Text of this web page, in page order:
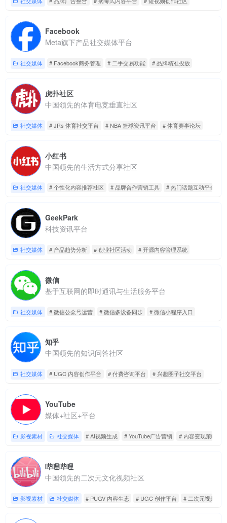
Facebook
Meta旗下产品社交媒体平台
社交媒体 # Facebook商务管理 # 二手交易功能 # 品牌精准投放
虎扑社区
中国领先的体育电竞垂直社区
社交媒体 # JRs 体育社交平台 # NBA 篮球资讯平台 # 体育赛事论坛
小红书
中国领先的生活方式分享社区
社交媒体 # 个性化内容推荐社区 # 品牌合作营销工具 # 热门话题互动平台
GeekPark
科技资讯平台
社交媒体 # 产品趋势分析 # 创业社区活动 # 开源内容管理系统
微信
基于互联网的即时通讯与生活服务平台
社交媒体 # 微信公众号运营 # 微信多设备同步 # 微信小程序入口
知乎
中国领先的知识问答社区
社交媒体 # UGC 内容创作平台 # 付费咨询平台 # 兴趣圈子社交平台
YouTube
媒体+社区+平台
影视素材 社交媒体 # AI视频生成 # YouTube广告营销 # 内容变现策略
哔哩哔哩
中国领先的二次元文化视频社区
影视素材 社交媒体 # PUGV 内容生态 # UGC 创作平台 # 二次元视频社区